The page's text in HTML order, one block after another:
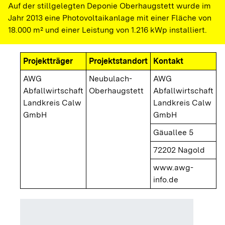
Auf der stillgelegten Deponie Oberhaugstett wurde im
Jahr 2013 eine Photovoltaikanlage mit einer Fläche von
18.000 m² und einer Leistung von 1.216 kWp installiert.
Projektträger Projektstandort
Kontakt
AWG
Abfallwirtschaft
Landkreis Calw
GmbH
Neubulach-
Oberhaugstett
AWG
Abfallwirtschaft
Landkreis Calw
GmbH
Gäuallee 5
72202 Nagold
www.awg-
info.de